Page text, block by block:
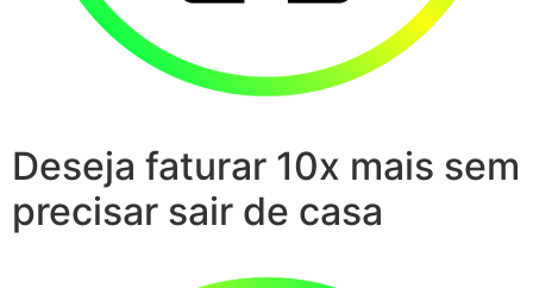
Deseja faturar 10x mais sem
precisar sair de casa